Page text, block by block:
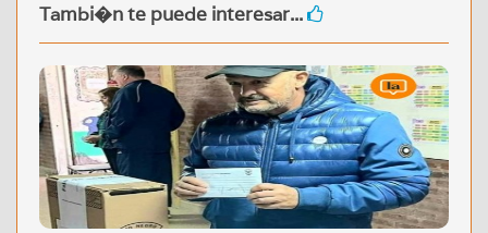
Tambi�n te puede interesar...